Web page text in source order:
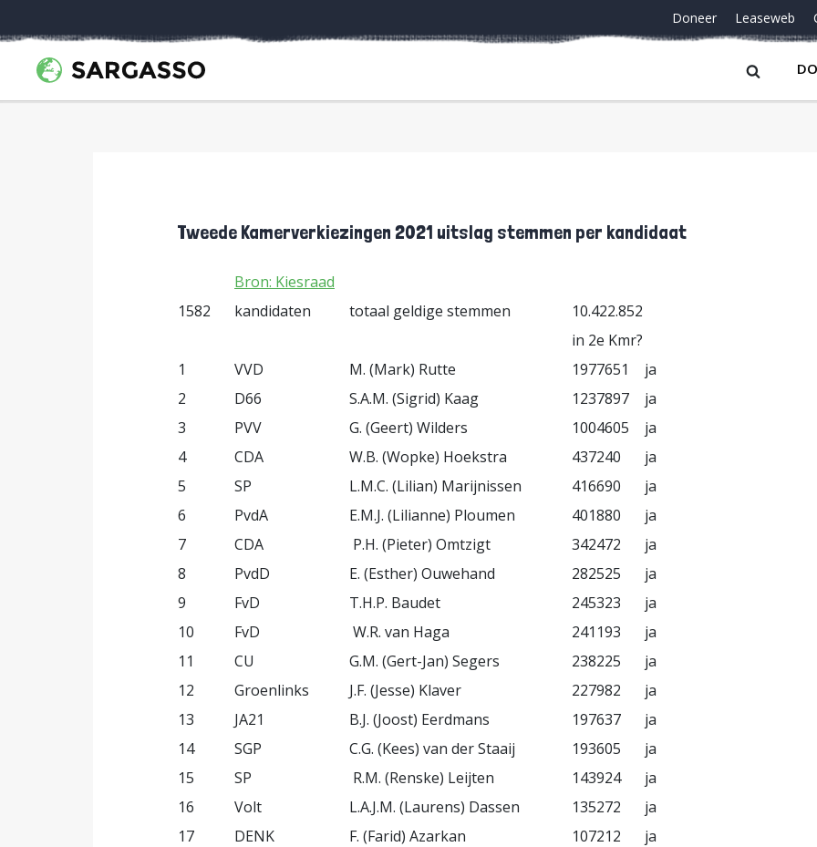
Doneer Leaseweb
Tweede Kamerverkiezingen 2021 uitslag stemmen per kandidaat
Bron: Kiesraad
1582
kandidaten totaal geldige stemmen
10.422.852
in 2e Kmr?
1
VVD M. (Mark) Rutte 1977651
ja
2
D66 S.A.M. (Sigrid) Kaag 1237897
ja
3
PVV G. (Geert) Wilders 1004605
ja
4
CDA W.B. (Wopke) Hoekstra 437240
ja
5
SP L.M.C. (Lilian) Marijnissen 416690
ja
6
PvdA E.M.J. (Lilianne) Ploumen 401880
ja
7
CDA P.H. (Pieter) Omtzigt 342472
ja
8
PvdD E. (Esther) Ouwehand 282525
ja
9
FvD T.H.P. Baudet 245323
ja
10
FvD W.R. van Haga 241193
ja
11
CU G.M. (Gert-Jan) Segers 238225
ja
12
Groenlinks J.F. (Jesse) Klaver 227982
ja
13
JA21 B.J. (Joost) Eerdmans 197637
ja
14
SGP C.G. (Kees) van der Staaij 193605
ja
15
SP R.M. (Renske) Leijten 143924
ja
16
Volt L.A.J.M. (Laurens) Dassen 135272
ja
17
DENK F. (Farid) Azarkan 107212
ja